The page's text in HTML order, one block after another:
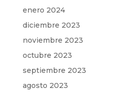
enero 2024
diciembre 2023
noviembre 2023
octubre 2023
septiembre 2023
agosto 2023